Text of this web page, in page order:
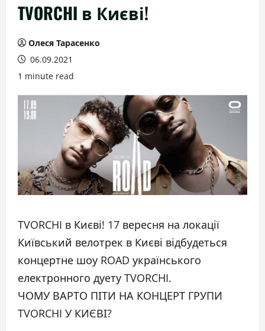
TVORCHI в Києві!
Олеся Тарасенко
06.09.2021
1 minute read
TVORCHI в Києві! 17 вересня на локації
Київський велотрек в Києві відбудеться
концертне шоу ROAD українського
електронного дуету TVORCHI.
ЧОМУ ВАРТО ПІТИ НА КОНЦЕРТ ГРУПИ
TVORCHI У КИЄВІ?